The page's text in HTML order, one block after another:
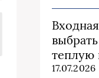
теплую
17.07.2026